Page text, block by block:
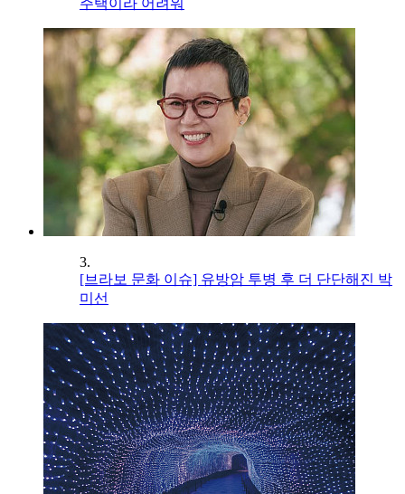
주택이라 어려워
3.
[브라보 문화 이슈] 유방암 투병 후 더 단단해진 박
미선